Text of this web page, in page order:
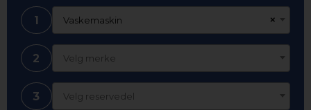
1 ×
Vaskemaskin
2 Velg merke
3 Velg reservedel